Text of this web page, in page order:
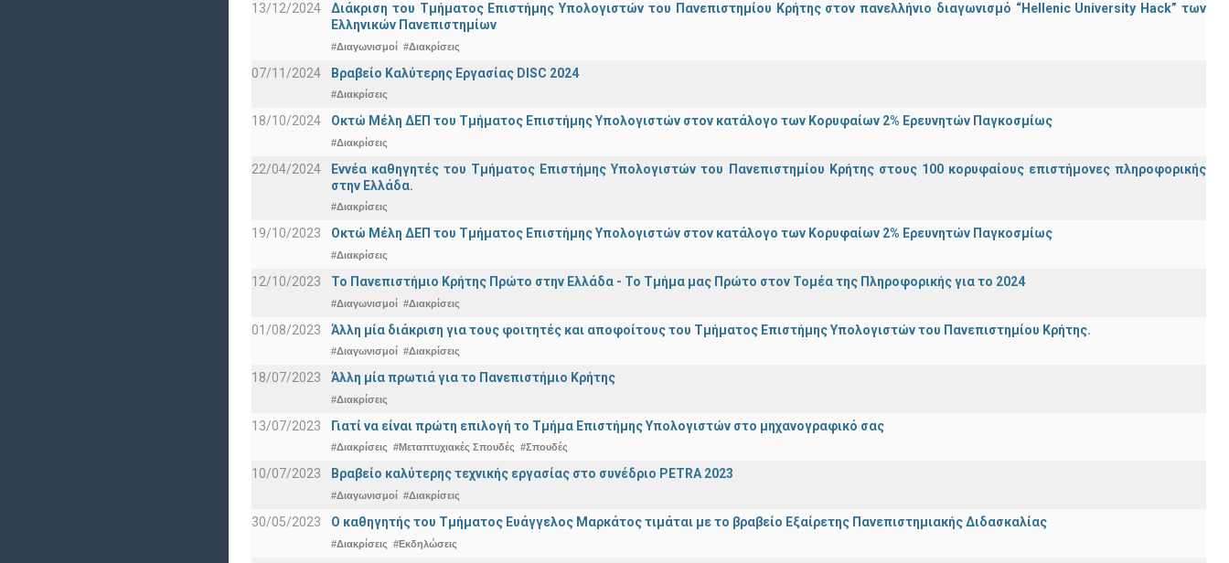
13/12/2024
Διάκριση του Τμήματος Επιστήμης Υπολογιστών του Πανεπιστημίου Κρήτης στον πανελλήνιο διαγωνισμό “Hellenic University Hack” των
Ελληνικών Πανεπιστημίων
#Διαγωνισμοί #Διακρίσεις
07/11/2024 Βραβείο Καλύτερης Εργασίας DISC 2024
#Διακρίσεις
18/10/2024 Οκτώ Μέλη ΔΕΠ του Τμήματος Επιστήμης Υπολογιστών στον κατάλογο των Κορυφαίων 2% Ερευνητών Παγκοσμίως
#Διακρίσεις
22/04/2024
Εννέα καθηγητές του Τμήματος Επιστήμης Υπολογιστών του Πανεπιστημίου Κρήτης στους 100 κορυφαίους επιστήμονες πληροφορικής
στην Ελλάδα.
#Διακρίσεις
19/10/2023 Οκτώ Μέλη ΔΕΠ του Τμήματος Επιστήμης Υπολογιστών στον κατάλογο των Κορυφαίων 2% Ερευνητών Παγκοσμίως
#Διακρίσεις
12/10/2023 Το Πανεπιστήμιο Κρήτης Πρώτο στην Ελλάδα - Το Τμήμα μας Πρώτο στον Τομέα της Πληροφορικής για το 2024
#Διαγωνισμοί #Διακρίσεις
01/08/2023 Άλλη μία διάκριση για τους φοιτητές και αποφοίτους του Τμήματος Επιστήμης Υπολογιστών του Πανεπιστημίου Κρήτης.
#Διαγωνισμοί #Διακρίσεις
18/07/2023 Άλλη μία πρωτιά για το Πανεπιστήμιο Κρήτης
#Διακρίσεις
13/07/2023 Γιατί να είναι πρώτη επιλογή το Τμήμα Επιστήμης Υπολογιστών στο μηχανογραφικό σας
#Διακρίσεις #Μεταπτυχιακές Σπουδές #Σπουδές
10/07/2023 Βραβείο καλύτερης τεχνικής εργασίας στο συνέδριο PETRA 2023
#Διαγωνισμοί #Διακρίσεις
30/05/2023 Ο καθηγητής του Τμήματος Ευάγγελος Μαρκάτος τιμάται με το βραβείο Εξαίρετης Πανεπιστημιακής Διδασκαλίας
#Διακρίσεις #Εκδηλώσεις